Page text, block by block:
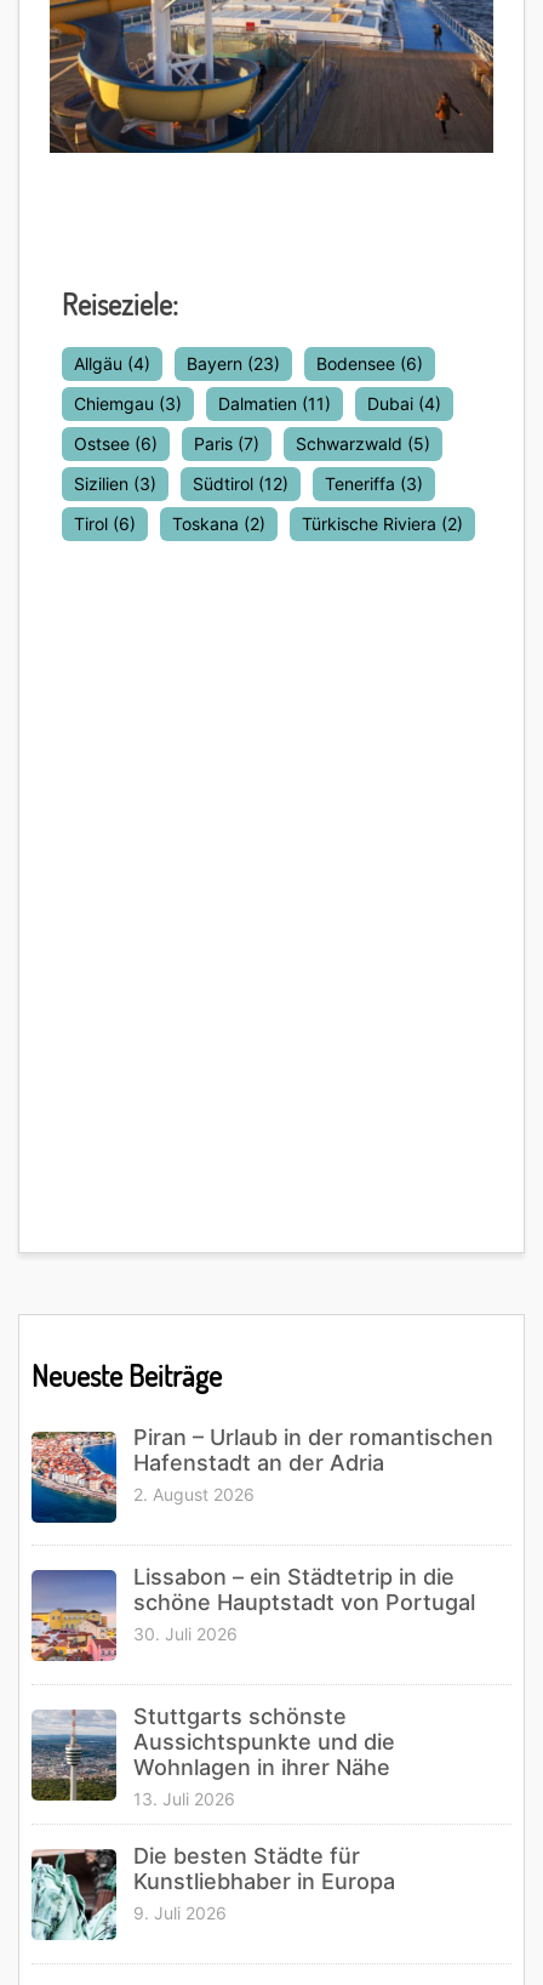
Reiseziele:
Allgäu (4) Bayern (23) Bodensee (6)
Chiemgau (3) Dalmatien (11) Dubai (4)
Ostsee (6) Paris (7) Schwarzwald (5)
Sizilien (3) Südtirol (12) Teneriffa (3)
Tirol (6) Toskana (2) Türkische Riviera (2)
Sidebar
Neueste Beiträge
Piran – Urlaub in der romantischen
Hafenstadt an der Adria
2. August 2026
Lissabon – ein Städtetrip in die
schöne Hauptstadt von Portugal
30. Juli 2026
Stuttgarts schönste
Aussichtspunkte und die
Wohnlagen in ihrer Nähe
13. Juli 2026
Die besten Städte für
Kunstliebhaber in Europa
9. Juli 2026